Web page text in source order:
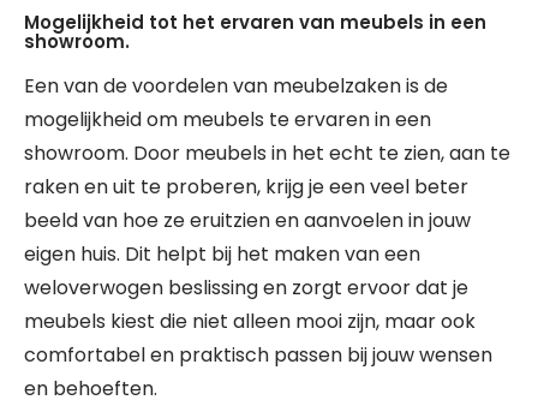
Mogelijkheid tot het ervaren van meubels in een
showroom.
Een van de voordelen van meubelzaken is de
mogelijkheid om meubels te ervaren in een
showroom. Door meubels in het echt te zien, aan te
raken en uit te proberen, krijg je een veel beter
beeld van hoe ze eruitzien en aanvoelen in jouw
eigen huis. Dit helpt bij het maken van een
weloverwogen beslissing en zorgt ervoor dat je
meubels kiest die niet alleen mooi zijn, maar ook
comfortabel en praktisch passen bij jouw wensen
en behoeften.